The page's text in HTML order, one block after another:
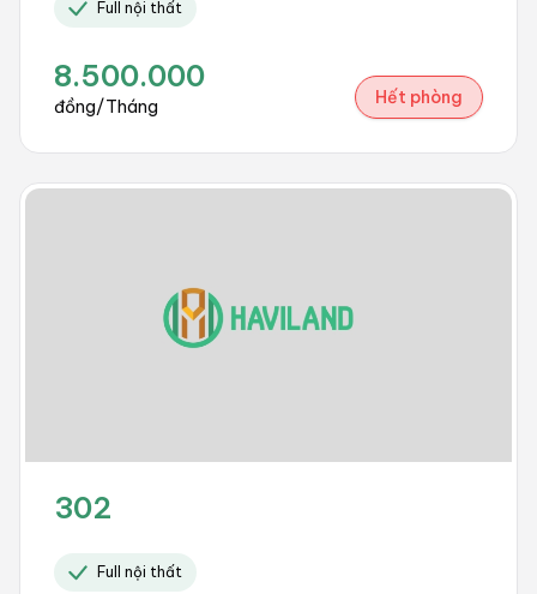
Full nội thất
8.500.000
đồng/Tháng Hết phòng
302
Full nội thất